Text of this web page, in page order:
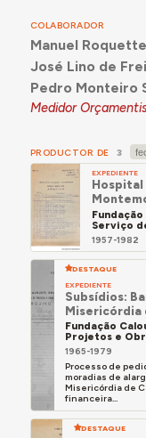
COLABORADOR
Manuel
José Lino de
Pedro Monteiro
Medidor
PRODUCTOR DE 3
EXPEDIENTE
Hospital
Serviço
1957-1982
DESTAQUE
EXPEDIENTE
Subsídios:
Misericórdia
Fundação
Projetos e
1965-1979
Processo de
moradias de
Misericórdia de
financeira...
DESTAQUE